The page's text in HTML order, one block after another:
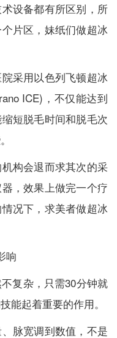
设备都有所区别，所
片区，妹纸们做超冰
采用以色列飞顿超冰
ICE)，不仅能达到
短脱毛时间和脱毛次
构会退而求其次的采
，效果上做完一个疗
况下，求美者做超冰
响
复杂，只需30分钟就
能起着重要的作用。
脉宽调到数值，不是